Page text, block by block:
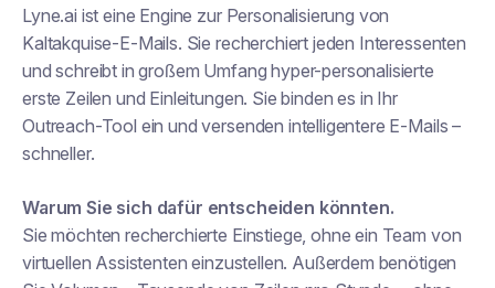
Lyne.ai ist eine Engine zur Personalisierung von
Kaltakquise-E-Mails. Sie recherchiert jeden Interessenten
und schreibt in großem Umfang hyper-personalisierte
erste Zeilen und Einleitungen. Sie binden es in Ihr
Outreach-Tool ein und versenden intelligentere E-Mails –
schneller.
Warum Sie sich dafür entscheiden könnten.
Sie möchten recherchierte Einstiege, ohne ein Team von
virtuellen Assistenten einzustellen. Außerdem benötigen